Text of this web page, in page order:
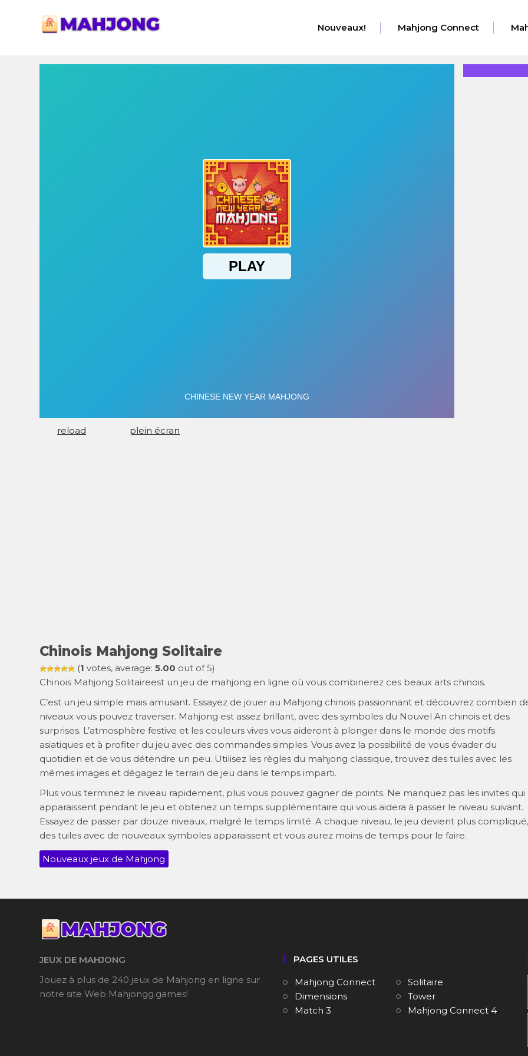
Nouveaux! Mahjong Connect
reload plein écran
Chinois Mahjong Solitaire
(1 votes, average: 5.00 out of 5)
Chinois Mahjong Solitaireest un jeu de mahjong en ligne où vous combinerez ces beaux arts chinois.
C’est un jeu simple mais amusant. Essayez de jouer au Mahjong chinois passionnant et découvrez combien
niveaux vous pouvez traverser. Mahjong est assez brillant, avec des symboles du Nouvel An chinois et des
surprises. L’atmosphère festive et les couleurs vives vous aideront à plonger dans le monde des motifs
asiatiques et à profiter du jeu avec des commandes simples. Vous avez la possibilité de vous évader du
quotidien et de vous détendre un peu. Utilisez les règles du mahjong classique, trouvez des tuiles avec les
mêmes images et dégagez le terrain de jeu dans le temps imparti.
Plus vous terminez le niveau rapidement, plus vous pouvez gagner de points. Ne manquez pas les invites qui
apparaissent pendant le jeu et obtenez un temps supplémentaire qui vous aidera à passer le niveau suivant.
Essayez de passer par douze niveaux, malgré le temps limité. A chaque niveau, le jeu devient plus compliqué,
des tuiles avec de nouveaux symboles apparaissent et vous aurez moins de temps pour le faire.
Nouveaux jeux de Mahjong
JEUX DE MAHJONG
Jouez à plus de 240 jeux de Mahjong en ligne sur
notre site Web Mahjongg.games!
PAGES UTILES
Mahjong Connect
Solitaire
Dimensions
Tower
Match 3
Mahjong Connect 4